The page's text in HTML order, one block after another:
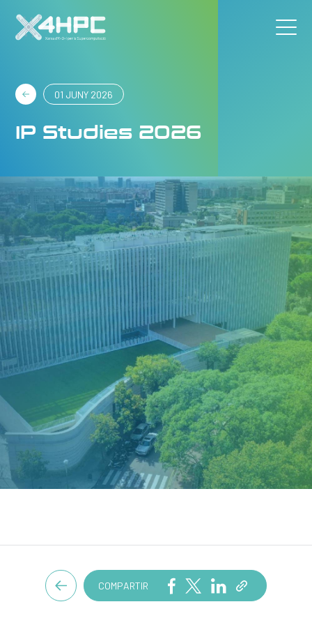
01 JUNY 2026
IP Studies 2026
COMPARTIR